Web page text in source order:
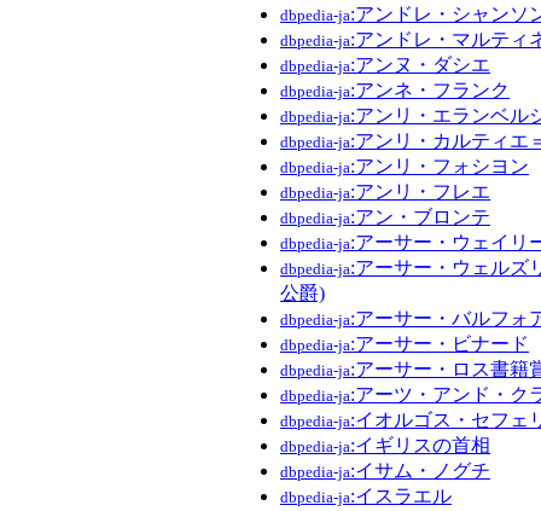
dbpedia-ja:アンドレ・シャンソ
dbpedia-ja:アンドレ・マルティ
dbpedia-ja:アンヌ・ダシエ
dbpedia-ja:アンネ・フランク
dbpedia-ja:アンリ・エランベル
dbpedia-ja:アンリ・カルティエ
dbpedia-ja:アンリ・フォシヨン
dbpedia-ja:アンリ・フレエ
dbpedia-ja:アン・ブロンテ
dbpedia-ja:アーサー・ウェイリ
dbpedia-ja:アーサー・ウェルズ
公爵)
dbpedia-ja:アーサー・バルフォ
dbpedia-ja:アーサー・ビナード
dbpedia-ja:アーサー・ロス書籍
dbpedia-ja:アーツ・アンド・ク
dbpedia-ja:イオルゴス・セフェ
dbpedia-ja:イギリスの首相
dbpedia-ja:イサム・ノグチ
dbpedia-ja:イスラエル